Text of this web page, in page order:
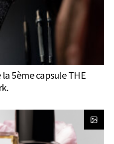
5ème capsule THE